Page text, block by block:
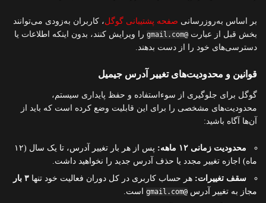
بر اساس به‌روزرسانی صفحه پشتیبانی گوگل، کاربران به‌زودی می‌توانند
بخش قبل از عبارت @gmail.com
را ویرایش کنند، بدون اینکه اطلاعات یا
دسترسی‌های خود را از دست بدهند.
قوانین و محدودیت‌های تغییر آدرس جیمیل
گوگل برای جلوگیری از سوءاستفاده و حفظ پایداری سیستم،
محدودیت‌های مشخصی را برای این قابلیت وضع کرده است که باید از
آن‌ها آگاه باشید:
محدودیت زمانی ۱۲ ماهه:
پس از هر بار تغییر آدرس، تا یک سال (۱۲
ماه) اجازه تغییر مجدد یا حذف آدرس جدید را نخواهید داشت.
سقف تغییرات: هر حساب کاربری در کل دوران فعالیت خود تنها۳ بار
مجاز به تغییر آدرس @gmail.com
است.